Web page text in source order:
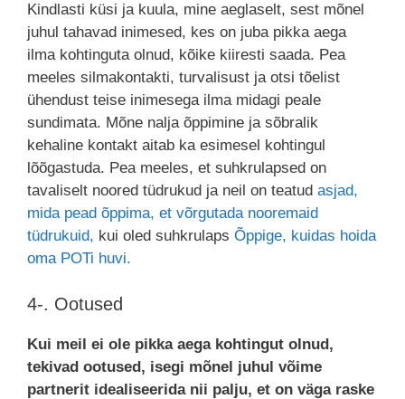
Kindlasti küsi ja kuula, mine aeglaselt, sest mõnel
juhul tahavad inimesed, kes on juba pikka aega
ilma kohtinguta olnud, kõike kiiresti saada. Pea
meeles silmakontakti, turvalisust ja otsi tõelist
ühendust teise inimesega ilma midagi peale
sundimata. Mõne nalja õppimine ja sõbralik
kehaline kontakt aitab ka esimesel kohtingul
lõõgastuda. Pea meeles, et suhkrulapsed on
tavaliselt noored tüdrukud ja neil on teatud asjad,
mida pead õppima, et võrgutada nooremaid
tüdrukuid, kui oled suhkrulaps Õppige, kuidas hoida
oma POTi huvi.
4-. Ootused
Kui meil ei ole pikka aega kohtingut olnud,
tekivad ootused, isegi mõnel juhul võime
partnerit idealiseerida nii palju, et on väga raske